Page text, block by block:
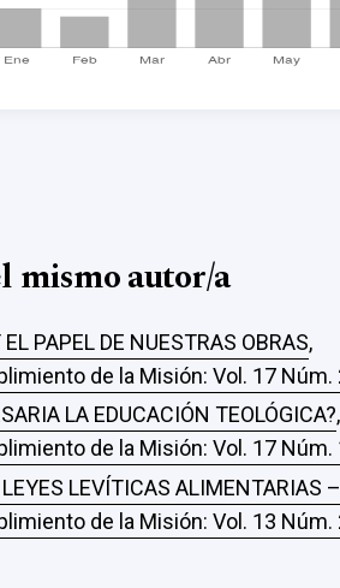
mismo autor/a
PAPEL DE NUESTRAS OBRAS,
de la Misión: Vol. 17
LA EDUCACIÓN TEOLÓGICA?,
de la Misión: Vol. 17
LEVÍTICAS ALIMENTARIAS
de la Misión: Vol. 13